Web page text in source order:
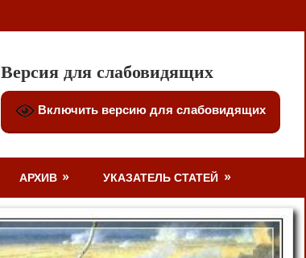
Версия для слабовидящих
Включить версию для слабовидящих
АРХИВ УКАЗАТЕЛЬ СТАТЕЙ